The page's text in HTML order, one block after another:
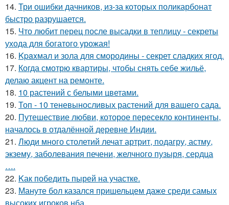
14. Три ошибки дачников, из-за которых поликарбонат
быстро разрушается.
15. Что любит перец после высадки в теплицу - секреты
ухода для богатого урожая!
16. Kpaxмал и зола для смородины - секрет сладких ягод.
17. Когда смотрю квартиры, чтобы снять себе жильё,
делаю акцент на ремонте.
18. 10 растений с белыми цветами.
19. Топ - 10 теневыносливых растений для вашего сада.
20. Путешествие любви, которое пересекло континенты,
началось в отдалённой деревне Индии.
21. Люди много столетий лечат артрит, подагру, астму,
экзему, заболевания печени, желчного пузыря, сеpдца
….
22. Kак победить пырей на участке.
23. Мануте бол казался пришельцем даже среди самых